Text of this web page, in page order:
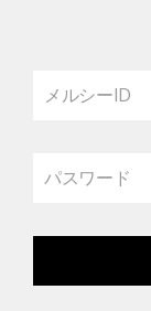
メルシーID
パスワード